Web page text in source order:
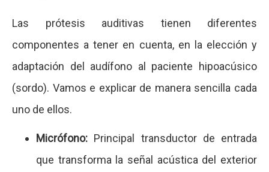
Las prótesis auditivas tienen diferentes
componentes a tener en cuenta, en la elección y
adaptación del audífono al paciente hipoacúsico
(sordo). Vamos e explicar de manera sencilla cada
uno de ellos.
Micrófono: Principal transductor de entrada
que transforma la señal acústica del exterior